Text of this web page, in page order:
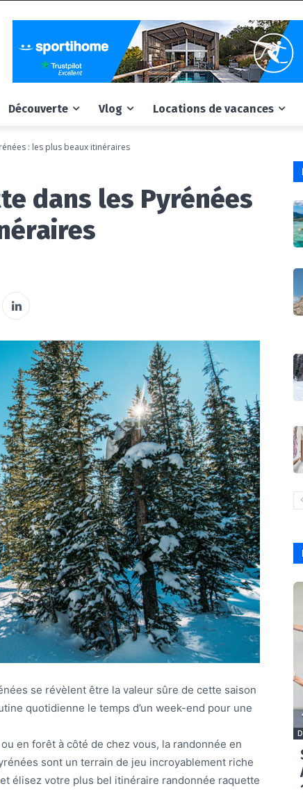
Découverte Vlog Locations de vacances
: les plus beaux itinéraires
dans les Pyrénées
se révèlent être la valeur sûre de cette saison
quotidienne le temps d’un week-end pour une
en forêt à côté de chez vous, la randonnée en
sont un terrain de jeu incroyablement riche
et élisez votre plus bel itinéraire randonnée raquette